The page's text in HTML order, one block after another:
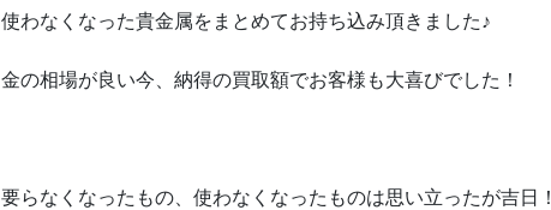
使わなくなった貴金属をまとめてお持ち込み頂きました♪
金の相場が良い今、納得の買取額でお客様も大喜びでした！
要らなくなったもの、使わなくなったものは思い立ったが吉日！